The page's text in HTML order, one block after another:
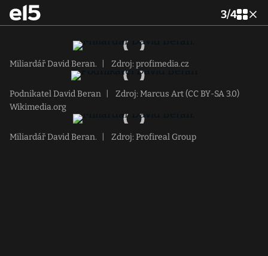
3/4
Miliardář David Beran. Zdroj: profimedia.cz
Podnikatel David Beran
Zdroj: Marcus Art (CC BY-SA 3.0)
Wikimedia.org
Miliardář David Beran. Zdroj: Profireal Group